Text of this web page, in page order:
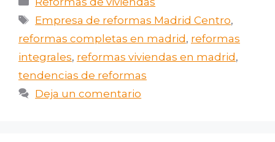
Empresa de reformas Madrid Centro,
reformas completas en madrid, reformas
integrales, reformas viviendas en madrid,
tendencias de reformas
Deja un comentario